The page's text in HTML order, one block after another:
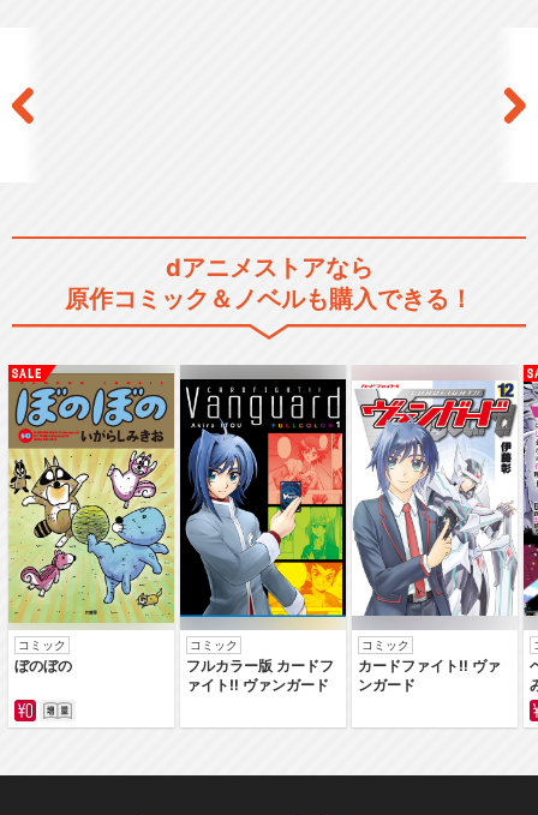
dアニメストアなら
原作コミック＆ノベルも購入できる！
コミック
ぼのぼの
コミック
フルカラー版 カードフ
ァイト‼ ヴァンガード
コミック
カードファイト‼ ヴァ
ンガード